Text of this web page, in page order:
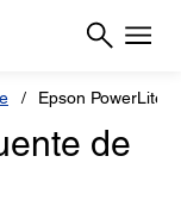
Epson PowerLite
de